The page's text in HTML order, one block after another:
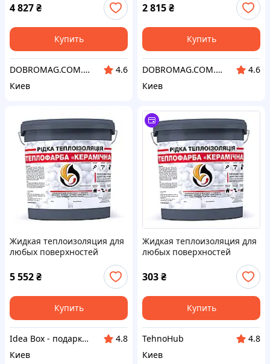
Теплокраска Серый 20 л
4 827₴
Купить
DOBROMAG.COM.UA - ДОБРОМАГ
4.6
Киев
Теплофарба Керамічна
Коричневый 10л
2 815₴
Купить
DOBROMAG.COM.UA - ДОБРОМАГ
4.6
Киев
Жидкая теплоизоляция для
любых поверхностей
Керамическая Графит 20 л
(281319046, X9018M773
5 552₴
Купить
Idea Box - подарки для всей семьи
4.8
Киев
Жидкая теплоизоляция для
любых поверхностей
Керамическая Графит 1 л
(2813089432, X901P8769
303₴
Купить
TehnoHub
4.8
Киев